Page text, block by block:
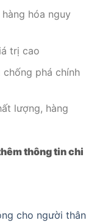
hóa nguy
trị cao
phá chính
lượng, hàng
thông tin chi
cho người thân